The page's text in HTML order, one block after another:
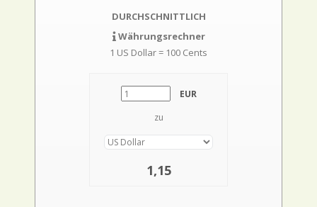
DURCHSCHNITTLICH
Währungsrechner
1 US Dollar = 100 Cents
EUR
zu
1,15